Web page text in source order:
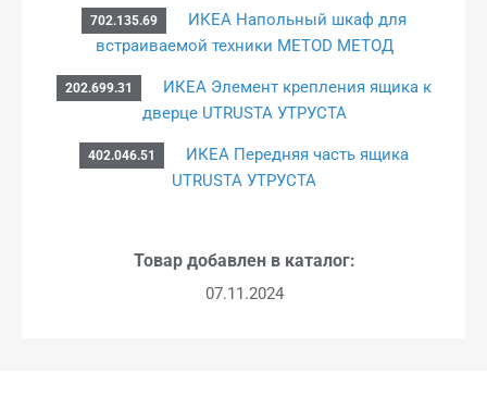
702.135.69
ИКЕА Напольный шкаф для
встраиваемой техники METOD МЕТОД
202.699.31
ИКЕА Элемент крепления ящика к
дверце UTRUSTA УТРУСТА
402.046.51
ИКЕА Передняя часть ящика
UTRUSTA УТРУСТА
Товар добавлен в каталог:
07.11.2024